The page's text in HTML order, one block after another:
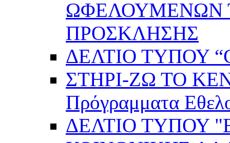
ΩΦΕΛΟΥΜΕΝΩΝ
ΠΡΟΣΚΛΗΣΗΣ
ΔΕΛΤΙΟ ΤΥΠΟΥ
ΣΤΗΡΙ-ΖΩ ΤΟ
Πρόγραμματα
ΔΕΛΤΙΟ ΤΥΠΟΥ